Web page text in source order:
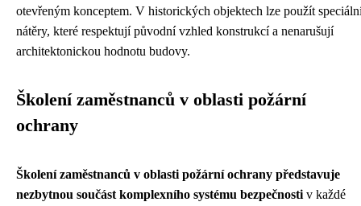
otevřeným konceptem. V historických objektech lze použít
nátěry, které respektují původní vzhled konstrukcí a nenarušují
architektonickou hodnotu budovy.
Školení zaměstnanců v oblasti požární
ochrany
Školení zaměstnanců v oblasti požární ochrany představuje
nezbytnou součást komplexního systému bezpečnosti v každé